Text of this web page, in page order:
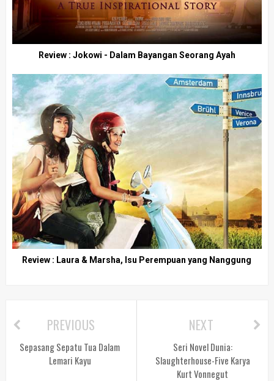
Review : Jokowi - Dalam Bayangan Seorang Ayah
Review : Laura & Marsha, Isu Perempuan yang Nanggung
NEXT
Seri Novel Dunia:
Slaughterhouse-Five Karya
Kurt Vonnegut
PREVIOUS
Sepasang Sepatu Tua Dalam
Lemari Kayu